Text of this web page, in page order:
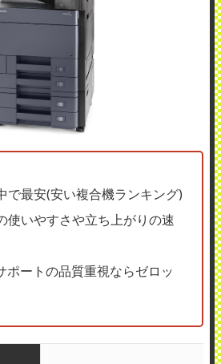
最安(安い複合機ランキング)
いやすさや立ち上がりの速
ートの品質重視ならゼロッ